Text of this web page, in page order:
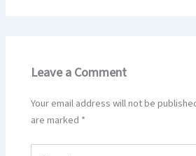
Leave a Comment
Your email address will not be
are marked *